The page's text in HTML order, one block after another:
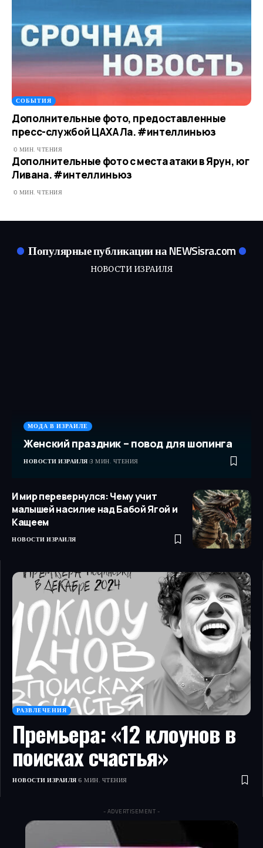
СОБЫТИЯ
Дополнительные фото, предоставленные
пресс-службой ЦАХАЛа. #интеллиньюз
0 МИН. ЧТЕНИЯ
Дополнительные фото с места атаки в Ярун, юг
Ливана. #интеллиньюз
0 МИН. ЧТЕНИЯ
Популярные публикации на NEWSisra.com
НОВОСТИ ИЗРАИЛЯ
МОДА В ИЗРАИЛЕ
Женский праздник – повод для шопинга
НОВОСТИ ИЗРАИЛЯ 3 МИН. ЧТЕНИЯ
И мир перевернулся: Чему учит
малышей насилие над Бабой Ягой и
Кащеем
НОВОСТИ ИЗРАИЛЯ
РАЗВЛЕЧЕНИЯ
Премьера: «12 клоунов в
поисках счастья»
НОВОСТИ ИЗРАИЛЯ 6 МИН. ЧТЕНИЯ
- ADVERTISEMENT -